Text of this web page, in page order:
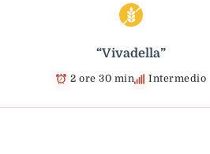
“Vivadella”
2 ore 30 min Intermedio